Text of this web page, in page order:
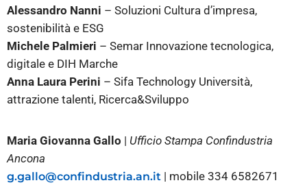
Alessandro Nanni – Soluzioni Cultura d’impresa,
sostenibilità e ESG
Michele Palmieri – Semar Innovazione tecnologica,
digitale e DIH Marche
Anna Laura Perini – Sifa Technology Università,
attrazione talenti, Ricerca&Sviluppo
Maria Giovanna Gallo | Ufficio Stampa Confindustria
Ancona
g.gallo@confindustria.an.it | mobile 334 6582671